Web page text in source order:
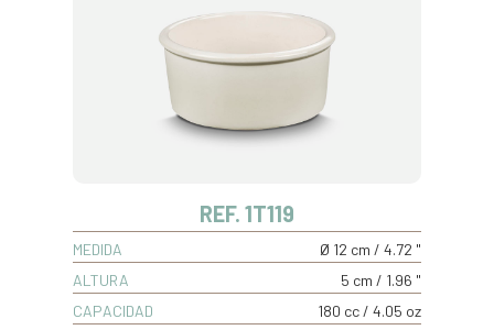
REF. 1T119
MEDIDA
Ø 12 cm / 4.72 "
ALTURA
5 cm / 1.96 "
CAPACIDAD
180 cc / 4.05 oz